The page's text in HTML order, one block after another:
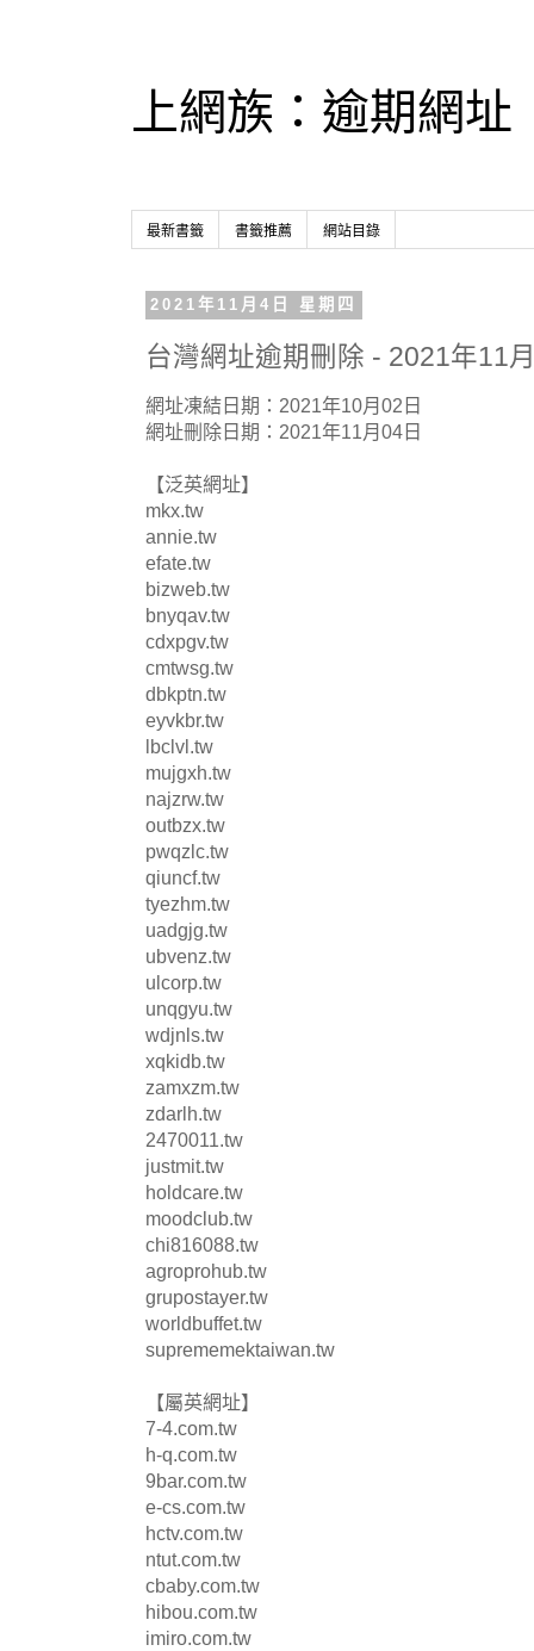
上網族：逾期網址
最新書籤 書籤推薦 網站目錄
2021年11月4日 星期四
台灣網址逾期刪除 - 2021年11
網址凍結日期：2021年10月02日
網址刪除日期：2021年11月04日
【泛英網址】
mkx.tw
annie.tw
efate.tw
bizweb.tw
bnyqav.tw
cdxpgv.tw
cmtwsg.tw
dbkptn.tw
eyvkbr.tw
lbclvl.tw
mujgxh.tw
najzrw.tw
outbzx.tw
pwqzlc.tw
qiuncf.tw
tyezhm.tw
uadgjg.tw
ubvenz.tw
ulcorp.tw
unqgyu.tw
wdjnls.tw
xqkidb.tw
zamxzm.tw
zdarlh.tw
2470011.tw
justmit.tw
holdcare.tw
moodclub.tw
chi816088.tw
agroprohub.tw
grupostayer.tw
worldbuffet.tw
suprememektaiwan.tw
【屬英網址】
7-4.com.tw
h-q.com.tw
9bar.com.tw
e-cs.com.tw
hctv.com.tw
ntut.com.tw
cbaby.com.tw
hibou.com.tw
imiro.com.tw